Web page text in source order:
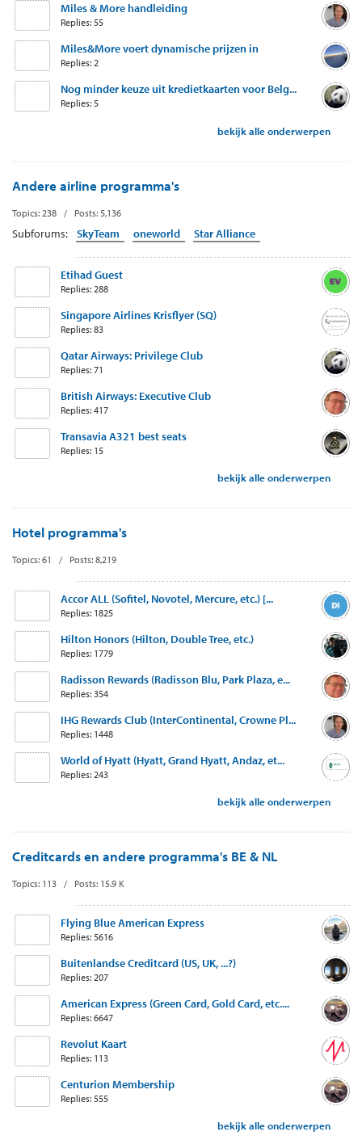
Miles & More handleiding
Replies: 55
Miles&More voert dynamische prijzen in
Replies: 2
Nog minder keuze uit kredietkaarten voor Belg...
Replies: 5
bekijk alle onderwerpen
Andere airline programma's
Topics: 238 / Posts: 5,136
Subforums: SkyTeam oneworld Star Alliance
Etihad Guest
Replies: 288
Singapore Airlines Krisflyer (SQ)
Replies: 83
Qatar Airways: Privilege Club
Replies: 71
British Airways: Executive Club
Replies: 417
Transavia A321 best seats
Replies: 15
bekijk alle onderwerpen
Hotel programma's
Topics: 61 / Posts: 8,219
Accor ALL (Sofitel, Novotel, Mercure, etc.) [...
Replies: 1825
Hilton Honors (Hilton, Double Tree, etc.)
Replies: 1779
Radisson Rewards (Radisson Blu, Park Plaza, e...
Replies: 354
IHG Rewards Club (InterContinental, Crowne Pl...
Replies: 1448
World of Hyatt (Hyatt, Grand Hyatt, Andaz, et...
Replies: 243
bekijk alle onderwerpen
Creditcards en andere programma's BE & NL
Topics: 113 / Posts: 15.9 K
Flying Blue American Express
Replies: 5616
Buitenlandse Creditcard (US, UK, ...?)
Replies: 207
American Express (Green Card, Gold Card, etc....
Replies: 6647
Revolut Kaart
Replies: 113
Centurion Membership
Replies: 555
bekijk alle onderwerpen